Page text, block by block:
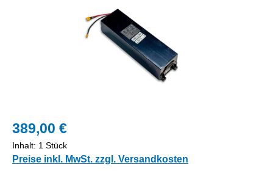
389,00 €
Inhalt: 1 Stück
Preise inkl. MwSt. zzgl. Versandkosten